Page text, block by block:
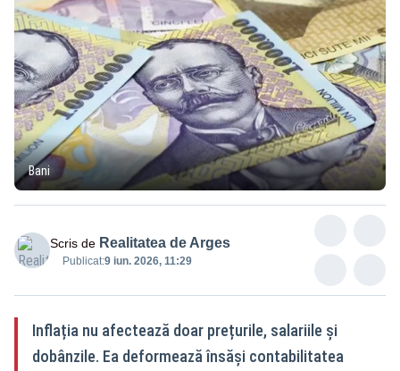
Bani
Scris de Realitatea de Arges
Publicat:9 iun. 2026, 11:29
Inflația nu afectează doar prețurile, salariile și
dobânzile. Ea deformează însăși contabilitatea